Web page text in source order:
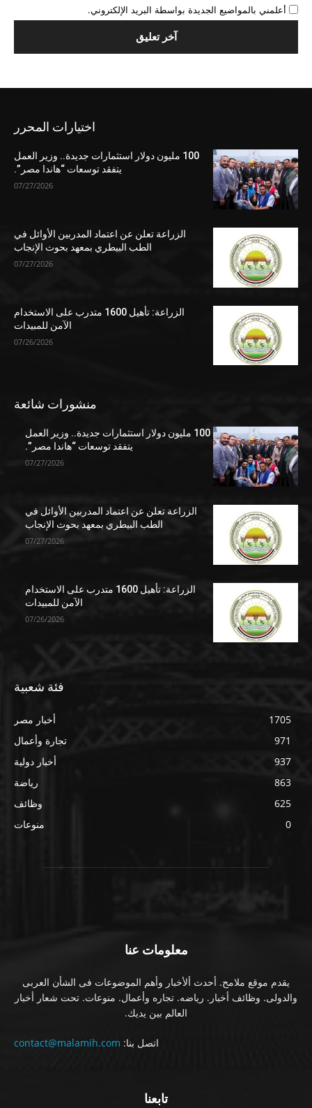
أعلمني بالمواضيع الجديدة بواسطة البريد الإلكتروني.
اختيارات المحرر
100 مليون دولار استثمارات جديدة.. وزير العمل
يتفقد توسعات “هاندا مصر”.
07/27/2026
الزراعة تعلن عن اعتماد المدربين الأوائل في
الطب البيطري بمعهد بحوث الإنجاب
07/27/2026
الزراعة: تأهيل 1600 متدرب على الاستخدام
الآمن للمبيدات
07/26/2026
منشورات شائعة
100 مليون دولار استثمارات جديدة.. وزير العمل
يتفقد توسعات “هاندا مصر”.
07/27/2026
الزراعة تعلن عن اعتماد المدربين الأوائل في
الطب البيطري بمعهد بحوث الإنجاب
07/27/2026
الزراعة: تأهيل 1600 متدرب على الاستخدام
الآمن للمبيدات
07/26/2026
فئة شعبية
أخبار مصر
1705
تجارة وأعمال
971
أخبار دولية
937
رياضة
863
وظائف
625
منوعات
0
معلومات عنا
يقدم موقع ملامح. أحدث ألأخبار وأهم الموضوعات فى الشأن العربى
والدولى. وظائف أخبار. رياضه. تجاره وأعمال. منوعات. تحت شعار أخبار
العالم بين يديك.
اتصل بنا: contact@malamih.com
تابعنا